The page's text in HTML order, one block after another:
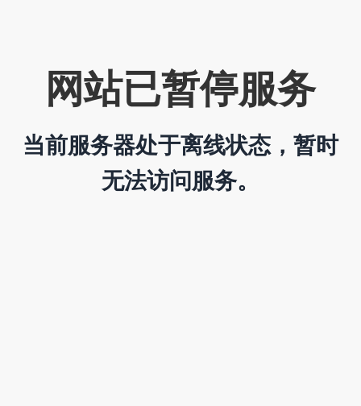
网站已暂停服务
当前服务器处于离线状态，暂时
无法访问服务。